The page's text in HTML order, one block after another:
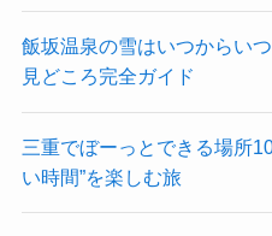
飯坂温泉の雪はいつからい
見どころ完全ガイド
三重でぼーっとできる場所
い時間”を楽しむ旅